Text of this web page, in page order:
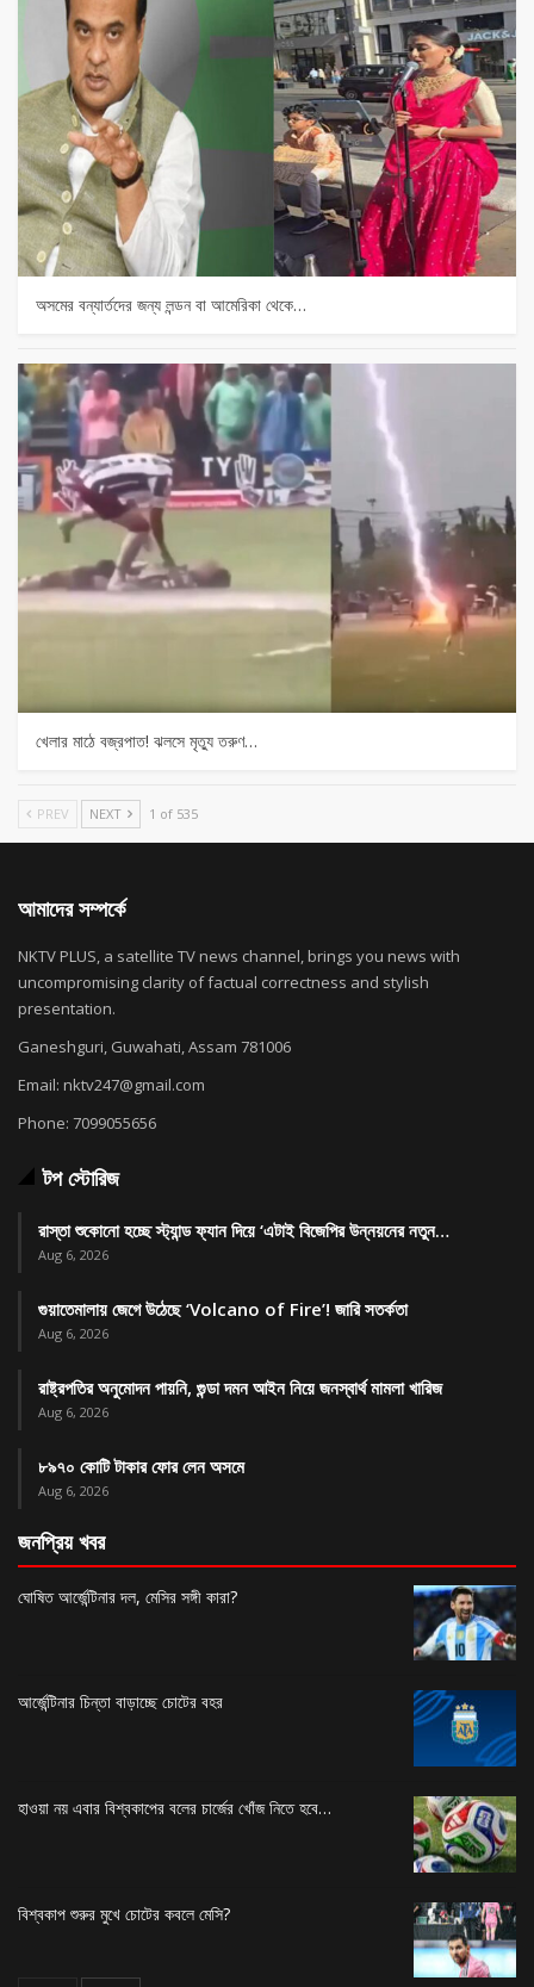
অসমের বন্যার্তদের জন্য লন্ডন বা আমেরিকা থেকে…
খেলার মাঠে বজ্রপাত! ঝলসে মৃত্যু তরুণ…
PREV NEXT 1 of 535
আমাদের সম্পর্কে
NKTV PLUS, a satellite TV news channel, brings you news with
uncompromising clarity of factual correctness and stylish
presentation.
Ganeshguri, Guwahati, Assam 781006
Email: nktv247@gmail.com
Phone: 7099055656
টপ স্টোরিজ
রাস্তা শুকোনো হচ্ছে স্ট্যান্ড ফ্যান দিয়ে ‘এটাই বিজেপির উন্নয়নের নতুন…
Aug 6, 2026
গুয়াতেমালায় জেগে উঠেছে ‘Volcano of Fire’! জারি সতর্কতা
Aug 6, 2026
রাষ্ট্রপতির অনুমোদন পায়নি, গুন্ডা দমন আইন নিয়ে জনস্বার্থ মামলা খারিজ
Aug 6, 2026
৮৯৭০ কোটি টাকার ফোর লেন অসমে
Aug 6, 2026
জনপ্রিয় খবর
ঘোষিত আর্জেন্টিনার দল, মেসির সঙ্গী কারা?
আর্জেন্টিনার চিন্তা বাড়াচ্ছে চোটের বহর
হাওয়া নয় এবার বিশ্বকাপের বলের চার্জের খোঁজ নিতে হবে…
বিশ্বকাপ শুরুর মুখে চোটের কবলে মেসি?